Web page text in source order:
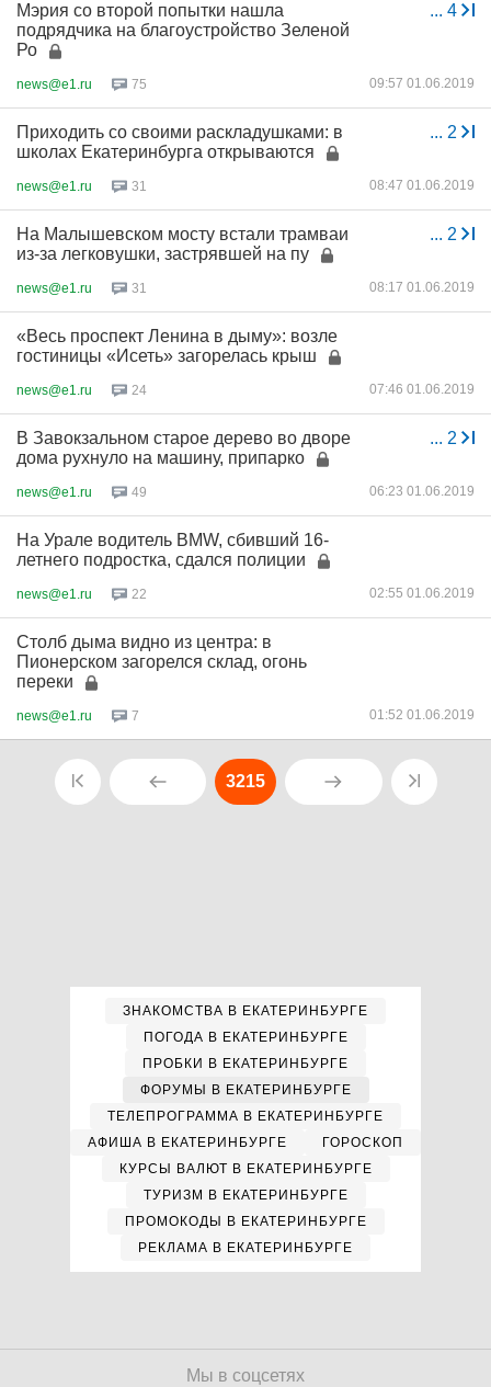
... 4
Мэрия со второй попытки нашла
подрядчика на благоустройство Зеленой
Ро
news@e1.ru 75 09:57 01.06.2019
... 2
Приходить со своими раскладушками: в
школах Екатеринбурга открываются
news@e1.ru 31 08:47 01.06.2019
... 2
На Малышевском мосту встали трамваи
из-за легковушки, застрявшей на пу
news@e1.ru 31 08:17 01.06.2019
«Весь проспект Ленина в дыму»: возле
гостиницы «Исеть» загорелась крыш
news@e1.ru 24 07:46 01.06.2019
... 2
В Завокзальном старое дерево во дворе
дома рухнуло на машину, припарко
news@e1.ru 49 06:23 01.06.2019
На Урале водитель BMW, сбивший 16-
летнего подростка, сдался полиции
news@e1.ru 22 02:55 01.06.2019
Столб дыма видно из центра: в
Пионерском загорелся склад, огонь
переки
news@e1.ru 7 01:52 01.06.2019
3215
ЗНАКОМСТВА В ЕКАТЕРИНБУРГЕ
ПОГОДА В ЕКАТЕРИНБУРГЕ
ПРОБКИ В ЕКАТЕРИНБУРГЕ
ФОРУМЫ В ЕКАТЕРИНБУРГЕ
ТЕЛЕПРОГРАММА В ЕКАТЕРИНБУРГЕ
АФИША В ЕКАТЕРИНБУРГЕ
ГОРОСКОП
КУРСЫ ВАЛЮТ В ЕКАТЕРИНБУРГЕ
ТУРИЗМ В ЕКАТЕРИНБУРГЕ
ПРОМОКОДЫ В ЕКАТЕРИНБУРГЕ
РЕКЛАМА В ЕКАТЕРИНБУРГЕ
Мы в соцсетях